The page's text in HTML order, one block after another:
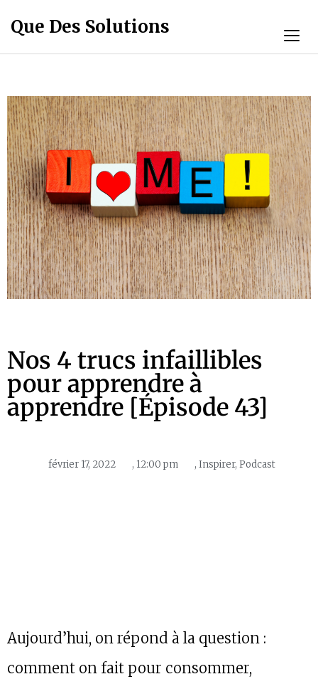
Que Des Solutions
Nos 4 trucs infaillibles
pour apprendre à
apprendre [Épisode 43]
février 17, 2022 , 12:00 pm , Inspirer, Podcast
Aujourd’hui, on répond à la question :
comment on fait pour consommer,